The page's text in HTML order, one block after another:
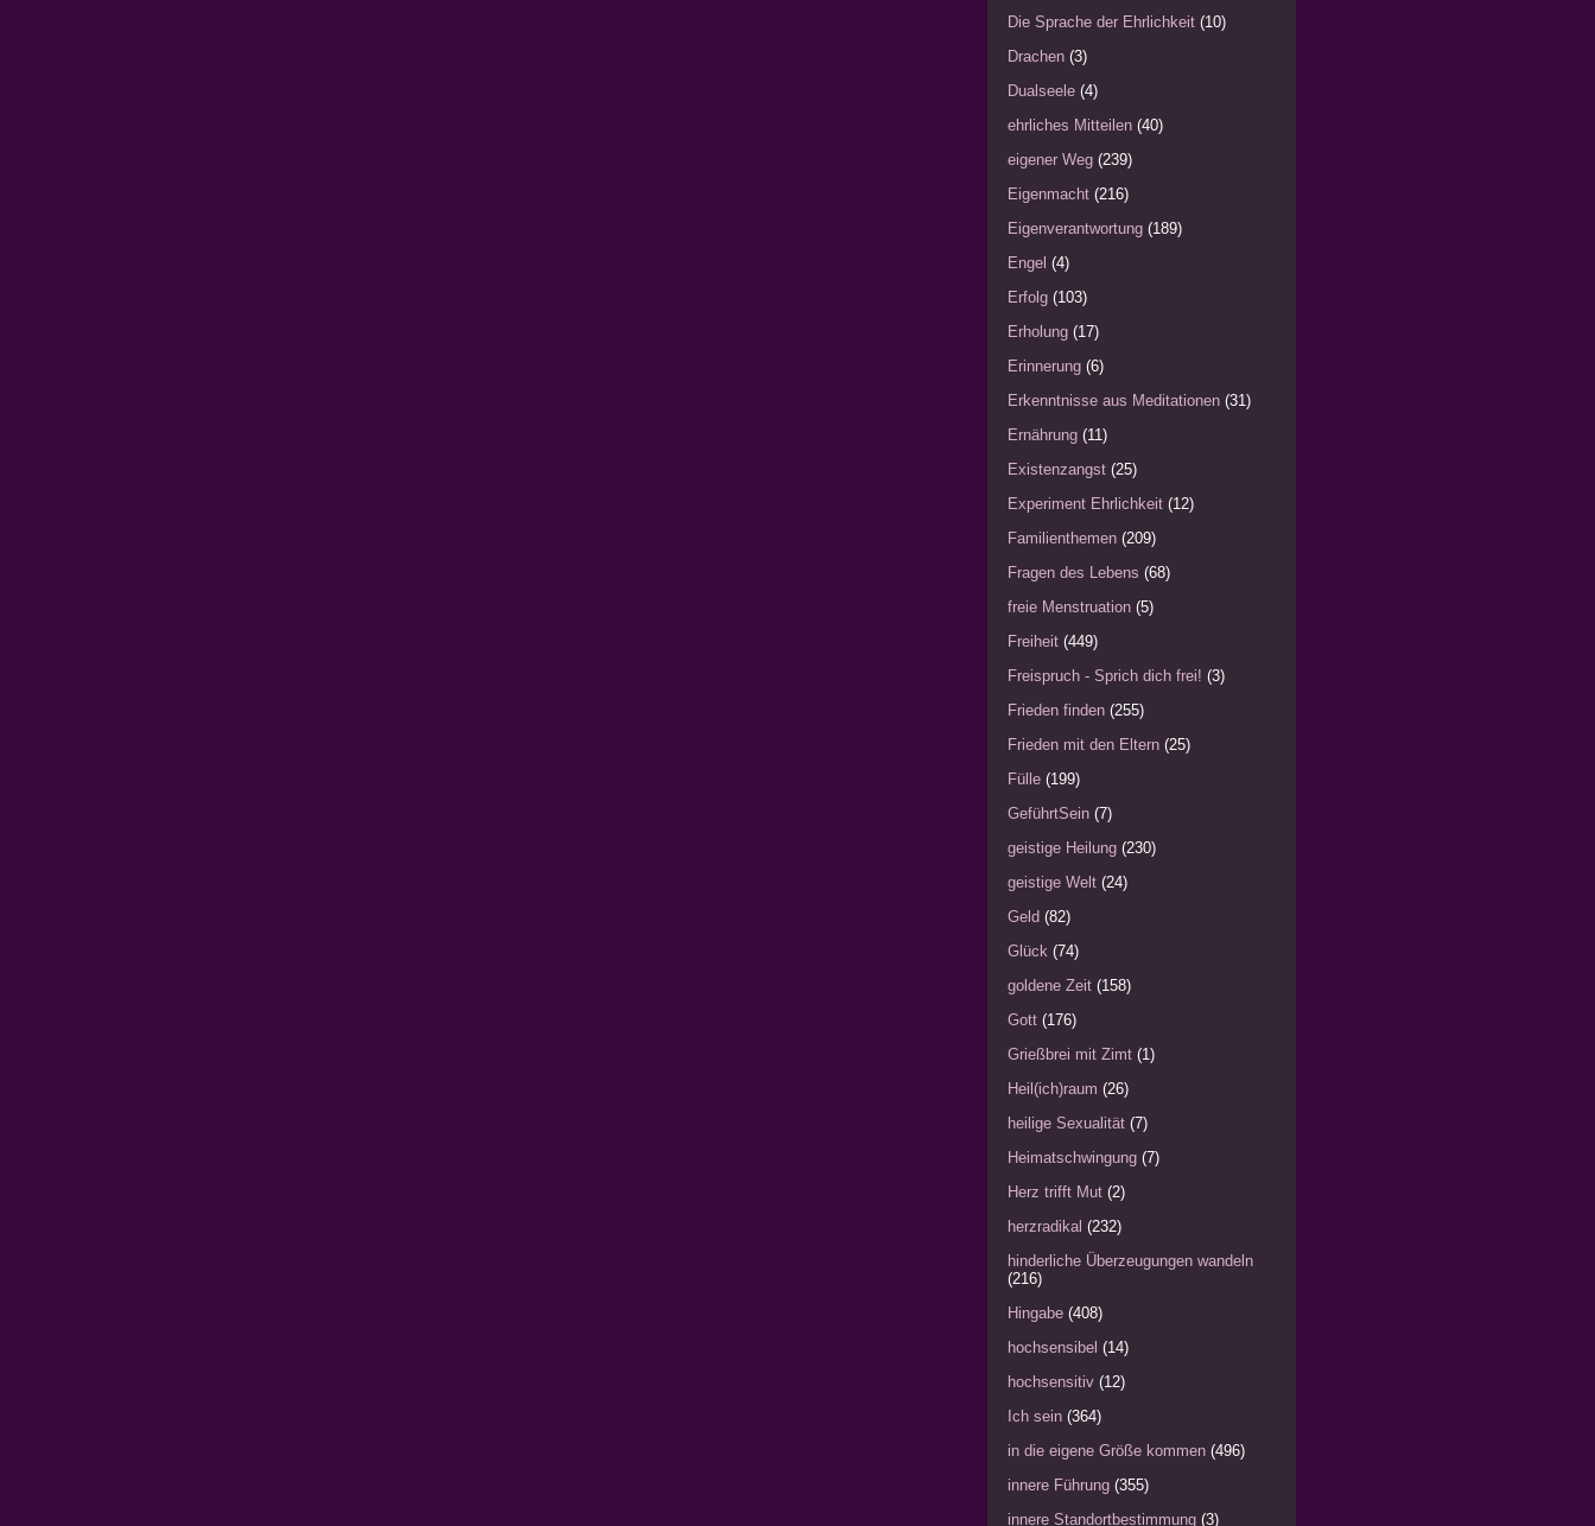
Die Sprache der Ehrlichkeit (10)
Drachen (3)
Dualseele (4)
ehrliches Mitteilen (40)
eigener Weg (239)
Eigenmacht (216)
Eigenverantwortung (189)
Engel (4)
Erfolg (103)
Erholung (17)
Erinnerung (6)
Erkenntnisse aus Meditationen (31)
Ernährung (11)
Existenzangst (25)
Experiment Ehrlichkeit (12)
Familienthemen (209)
Fragen des Lebens (68)
freie Menstruation (5)
Freiheit (449)
Freispruch - Sprich dich frei! (3)
Frieden finden (255)
Frieden mit den Eltern (25)
Fülle (199)
GeführtSein (7)
geistige Heilung (230)
geistige Welt (24)
Geld (82)
Glück (74)
goldene Zeit (158)
Gott (176)
Grießbrei mit Zimt (1)
Heil(ich)raum (26)
heilige Sexualität (7)
Heimatschwingung (7)
Herz trifft Mut (2)
herzradikal (232)
hinderliche Überzeugungen wandeln
(216)
Hingabe (408)
hochsensibel (14)
hochsensitiv (12)
Ich sein (364)
in die eigene Größe kommen (496)
innere Führung (355)
innere Standortbestimmung (3)